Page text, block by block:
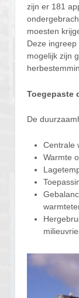
zijn er 181
moesten
Deze
mogelijk zijn
Toegepaste
De
Centrale
Warmte